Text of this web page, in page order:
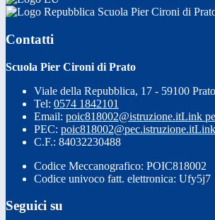
Scuola Pier Cironi di
Contatti
Scuola Pier Cironi di Prato
Viale della Repubblica, 17 - 59100
Tel: 0574 1842101
Email: poic818002@istruzione.itLink
PEC: poic818002@pec.istruzione.it
C.F.: 84032230488
Codice Meccanografico: POIC818002
Codice univoco fatt. elettronica: Ufy5j7
Seguici su